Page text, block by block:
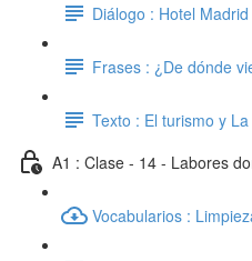
Diálogo : Hotel Madrid
Frases : ¿De dónde
Texto : El turismo y
A1 : Clase - 14 - Labores
Vocabularios :